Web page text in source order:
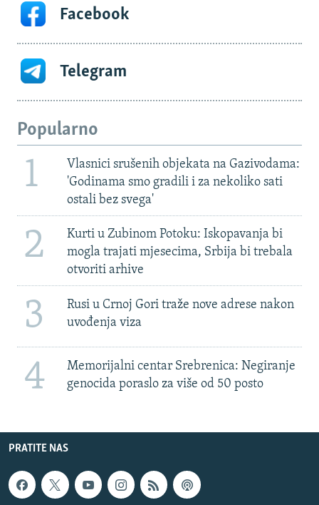
Facebook
Telegram
Popularno
1
Vlasnici srušenih objekata na Gazivodama:
'Godinama smo gradili i za nekoliko sati
ostali bez svega'
2
Kurti u Zubinom Potoku: Iskopavanja bi
mogla trajati mjesecima, Srbija bi trebala
otvoriti arhive
3
Rusi u Crnoj Gori traže nove adrese nakon
uvođenja viza
4
Memorijalni centar Srebrenica: Negiranje
genocida poraslo za više od 50 posto
PRATITE NAS